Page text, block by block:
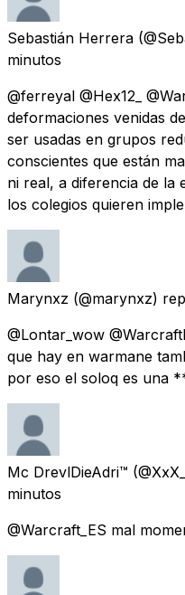
Sebastián Herrera
minutos
@ferreyal @Hex12_
deformaciones venidas
ser usadas en grupos
conscientes que están
ni real, a diferencia de la
los colegios quieren
Marynxz (@marynxz)
@Lontar_wow
que hay en warmane
por eso el soloq es una
Mc DrevlDieAdri™
minutos
@Warcraft_ES mal